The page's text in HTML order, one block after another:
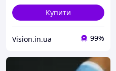
Купити
Vision.in.ua 99%